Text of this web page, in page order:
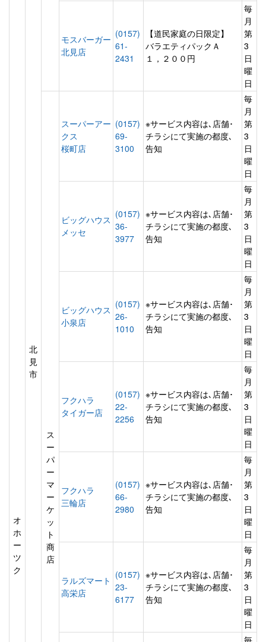
オ
ホ
ー
ツ
ク
北
見
市
モスバーガー
北見店
(0157)
61-
2431
【道民家庭の日限定】
バラエティパックＡ
１，２００円
毎
月
第
3
日
曜
日
ス
ー
パ
ー
マ
ー
ケ
ッ
ト
商
店
スーパーアー
クス
桜町店
(0157)
69-
3100
※サービス内容は､店舗･
チラシにて実施の都度､
告知
毎
月
第
3
日
曜
日
ビッグハウス
メッセ
(0157)
36-
3977
※サービス内容は､店舗･
チラシにて実施の都度､
告知
毎
月
第
3
日
曜
日
ビッグハウス
小泉店
(0157)
26-
1010
※サービス内容は､店舗･
チラシにて実施の都度､
告知
毎
月
第
3
日
曜
日
フクハラ
タイガー店
(0157)
22-
2256
※サービス内容は､店舗･
チラシにて実施の都度､
告知
毎
月
第
3
日
曜
日
フクハラ
三輪店
(0157)
66-
2980
※サービス内容は､店舗･
チラシにて実施の都度､
告知
毎
月
第
3
日
曜
日
ラルズマート
高栄店
(0157)
23-
6177
※サービス内容は､店舗･
チラシにて実施の都度､
告知
毎
月
第
3
日
曜
日